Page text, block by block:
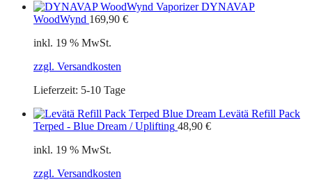
DYNAVAP
WoodWynd 169,90 €
inkl. 19 % MwSt.
zzgl. Versandkosten
Lieferzeit: 5-10 Tage
Levätä Refill Pack
Terped - Blue Dream / Uplifting 48,90 €
inkl. 19 % MwSt.
zzgl. Versandkosten